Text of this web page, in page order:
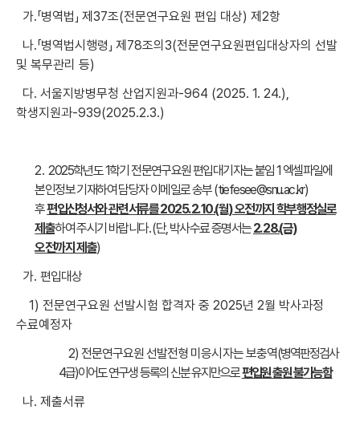
가.「병역법」 제37조(전문연구요원 편입 대상) 제2항
나.「병역법시행령」 제78조의3(전문연구요원편입대상자의 선발
및 복무관리 등)
다. 서울지방병무청 산업지원과-964 (2025. 1. 24.),
학생지원과-939(2025.2.3.)
2.2025학년도 1학기 전문연구요원 편입대기자는 붙임 1 엑셀파일에
본인정보 기재하여 담당자 이메일로 송부 (tiefesee@snu.ac.kr)
후편입신청서와 관련서류를 2025. 2. 10.(월) 오전까지 학부행정실로
제출하여 주시기 바랍니다. (단, 박사수료 증명서는2. 28.(금)
오전까지 제출)
가. 편입대상
1) 전문연구요원 선발시험 합격자 중 2025년 2월 박사과정
수료예정자
2) 전문연구요원 선발전형 미응시자는 보충역(병역판정검사
4급)이어도 연구생 등록의 신분 유지만으로편입원 출원 불가능함
나. 제출서류